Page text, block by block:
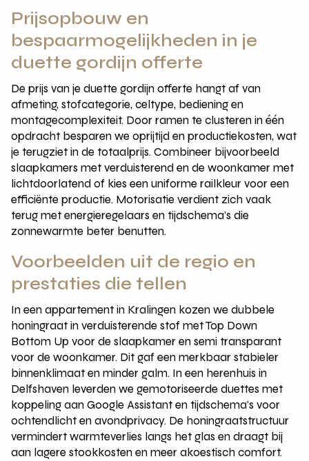
Prijsopbouw en
bespaarmogelijkheden in je
duette gordijn offerte
De prijs van je duette gordijn offerte hangt af van
afmeting, stofcategorie, celtype, bediening en
montagecomplexiteit. Door ramen te clusteren in één
opdracht besparen we oprijtijd en productiekosten, wat
je terugziet in de totaalprijs. Combineer bijvoorbeeld
slaapkamers met verduisterend en de woonkamer met
lichtdoorlatend of kies een uniforme railkleur voor een
efficiënte productie. Motorisatie verdient zich vaak
terug met energieregelaars en tijdschema’s die
zonnewarmte beter benutten.
Voorbeelden uit de regio en
prestaties die tellen
In een appartement in Kralingen kozen we dubbele
honingraat in verduisterende stof met Top Down
Bottom Up voor de slaapkamer en semi transparant
voor de woonkamer. Dit gaf een merkbaar stabieler
binnenklimaat en minder galm. In een herenhuis in
Delfshaven leverden we gemotoriseerde duettes met
koppeling aan Google Assistant en tijdschema’s voor
ochtendlicht en avondprivacy. De honingraatstructuur
vermindert warmteverlies langs het glas en draagt bij
aan lagere stookkosten en meer akoestisch comfort.